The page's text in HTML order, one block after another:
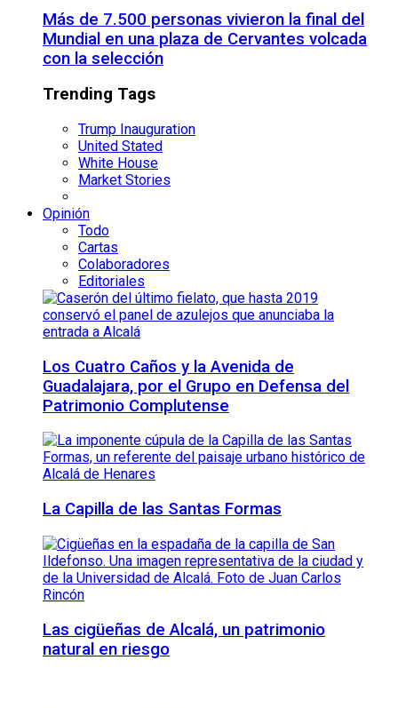
Más de 7.500 personas vivieron la final del
Mundial en una plaza de Cervantes volcada
con la selección
Trending Tags
Trump Inauguration
United Stated
White House
Market Stories
Opinión
Todo
Cartas
Colaboradores
Editoriales
Los Cuatro Caños y la Avenida de
Guadalajara, por el Grupo en Defensa del
Patrimonio Complutense
La Capilla de las Santas Formas
Las cigüeñas de Alcalá, un patrimonio
natural en riesgo